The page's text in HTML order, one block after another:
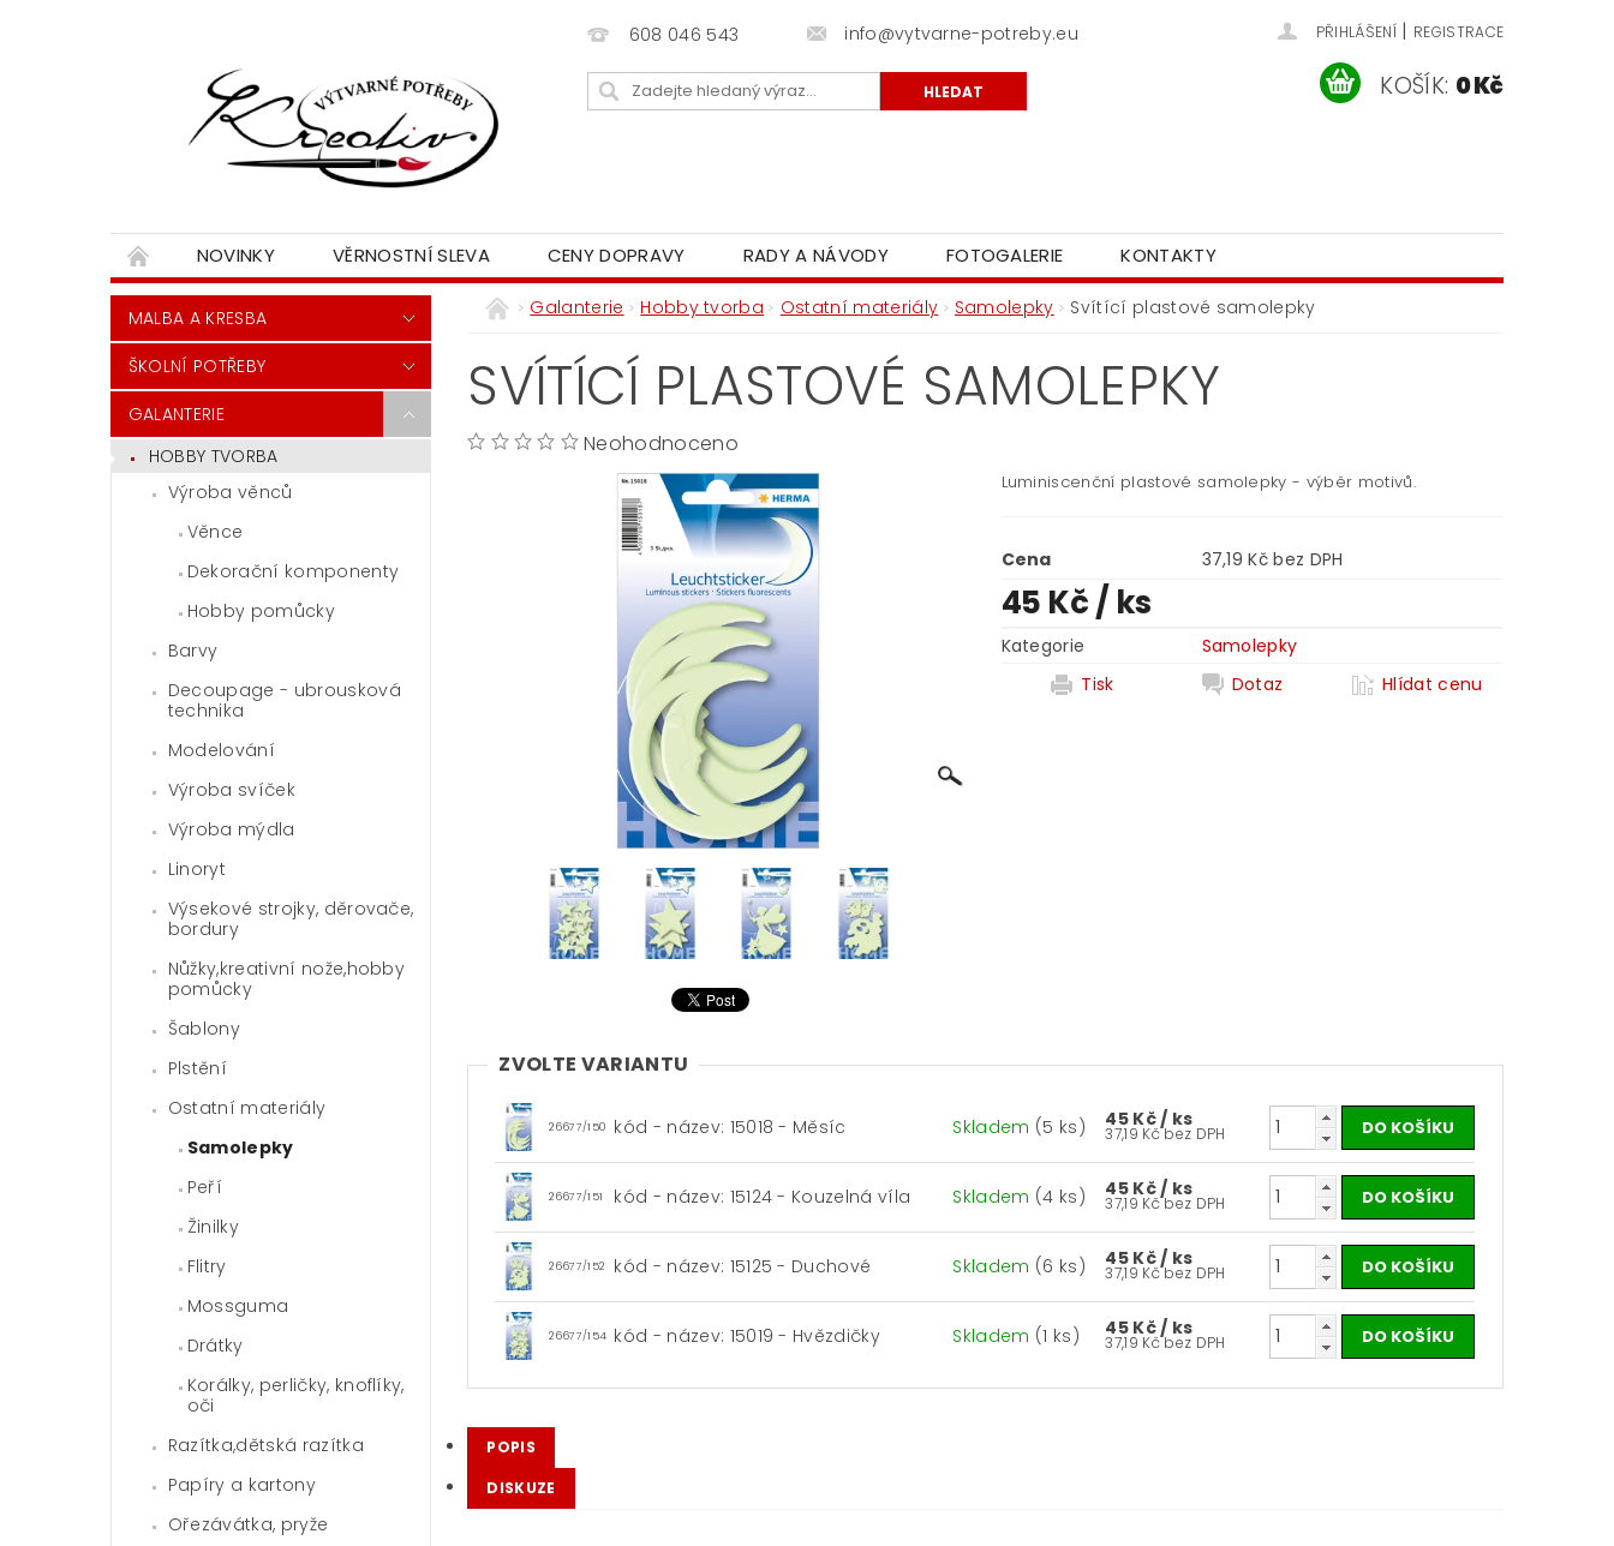
608 046 543 info@vytvarne-potreby.eu PŘIHLÁŠENÍ | REGISTRACE
KOŠÍK: 0 Kč
NOVINKY VĚRNOSTNÍ SLEVA CENY DOPRAVY RADY A NÁVODY FOTOGALERIE KONTAKTY
MALBA A KRESBA
ŠKOLNÍ POTŘEBY
GALANTERIE
HOBBY TVORBA
Výroba věnců
Věnce
Dekorační komponenty
Hobby pomůcky
Barvy
Decoupage - ubrousková
technika
Modelování
Výroba svíček
Výroba mýdla
Linoryt
Výsekové strojky, děrovače,
bordury
Nůžky,kreativní nože,hobby
pomůcky
Šablony
Plstění
Ostatní materiály
Samolepky
Peří
Žinilky
Flitry
Mossguma
Drátky
Korálky, perličky, knoflíky,
oči
Razítka,dětská razítka
Papíry a kartony
Ořezávátka, pryže
Galanterie Hobby tvorba Ostatní materiály Samolepky Svítící plastové samolepky
SVÍTÍCÍ PLASTOVÉ SAMOLEPKY
Neohodnoceno
Luminiscenční plastové samolepky - výběr motivů.
Cena 37,19 Kč bez DPH
45 Kč/ ks
Kategorie
Samolepky
Tisk
Dotaz Hlídat cenu
ZVOLTE VARIANTU
26677/150 kód - název: 15018 - Měsíc Skladem (5 ks) 45 Kč/ ks
37,19 Kč bez DPH
26677/151 kód - název: 15124 - Kouzelná víla Skladem (4 ks) 45 Kč/ ks
37,19 Kč bez DPH
26677/152 kód - název: 15125 - Duchové Skladem (6 ks) 45 Kč/ ks
37,19 Kč bez DPH
26677/154 kód - název: 15019 - Hvězdičky Skladem (1 ks) 45 Kč/ ks
37,19 Kč bez DPH
POPIS
DISKUZE